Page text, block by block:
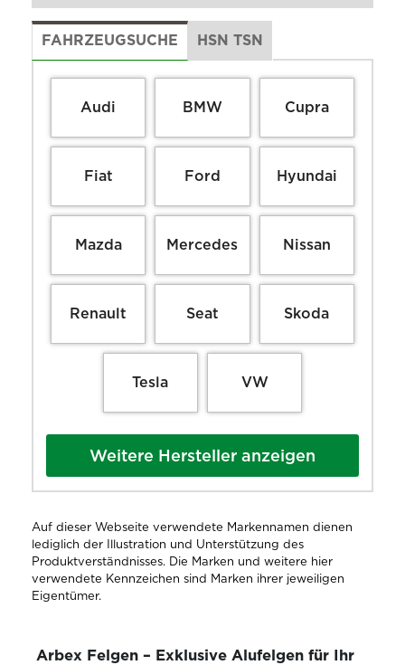
FAHRZEUGSUCHE HSN TSN
Audi BMW Cupra
Fiat Ford Hyundai
Mazda Mercedes Nissan
Renault Seat Skoda
Tesla VW
Weitere Hersteller anzeigen
Auf dieser Webseite verwendete Markennamen dienen
lediglich der Illustration und Unterstützung des
Produktverständnisses. Die Marken und weitere hier
verwendete Kennzeichen sind Marken ihrer jeweiligen
Eigentümer.
Arbex Felgen – Exklusive Alufelgen für Ihr